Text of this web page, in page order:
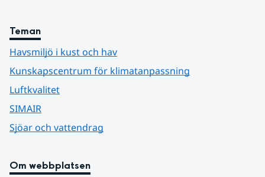
Teman
Havsmiljö i kust och hav
Kunskapscentrum för klimatanpassning
Luftkvalitet
SIMAIR
Sjöar och vattendrag
Om webbplatsen